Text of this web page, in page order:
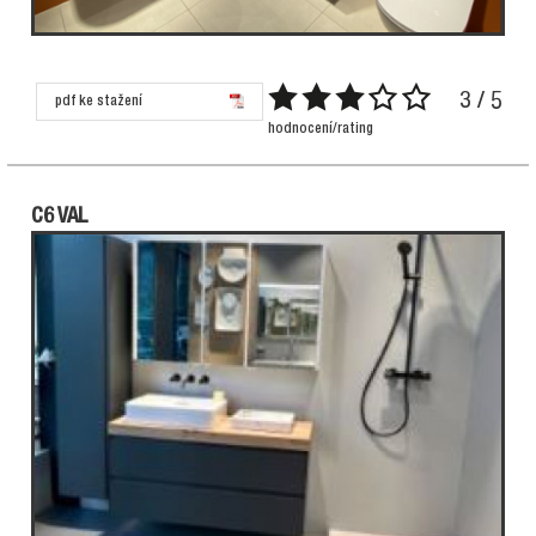
pdf ke stažení 3 / 5
hodnocení/rating
C6 VAL